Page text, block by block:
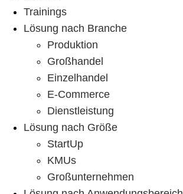
Trainings
Lösung nach Branche
Produktion
Großhandel
Einzelhandel
E-Commerce
Dienstleistung
Lösung nach Größe
StartUp
KMUs
Großunternehmen